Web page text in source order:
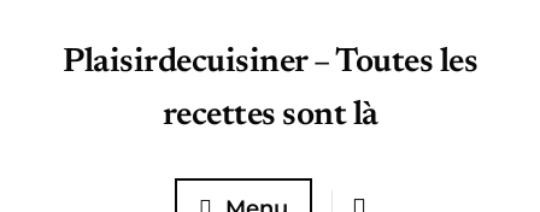
Plaisirdecuisiner – Toutes les
recettes sont là